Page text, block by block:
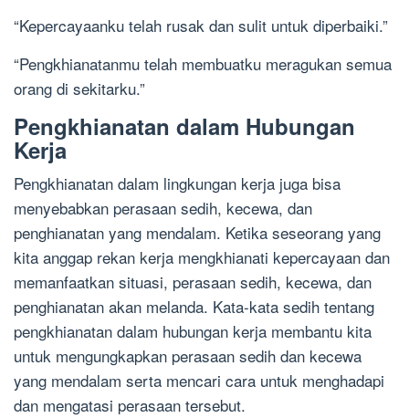
“Kepercayaanku telah rusak dan sulit untuk diperbaiki.”
“Pengkhianatanmu telah membuatku meragukan semua
orang di sekitarku.”
Pengkhianatan dalam Hubungan
Kerja
Pengkhianatan dalam lingkungan kerja juga bisa
menyebabkan perasaan sedih, kecewa, dan
penghianatan yang mendalam. Ketika seseorang yang
kita anggap rekan kerja mengkhianati kepercayaan dan
memanfaatkan situasi, perasaan sedih, kecewa, dan
penghianatan akan melanda. Kata-kata sedih tentang
pengkhianatan dalam hubungan kerja membantu kita
untuk mengungkapkan perasaan sedih dan kecewa
yang mendalam serta mencari cara untuk menghadapi
dan mengatasi perasaan tersebut.